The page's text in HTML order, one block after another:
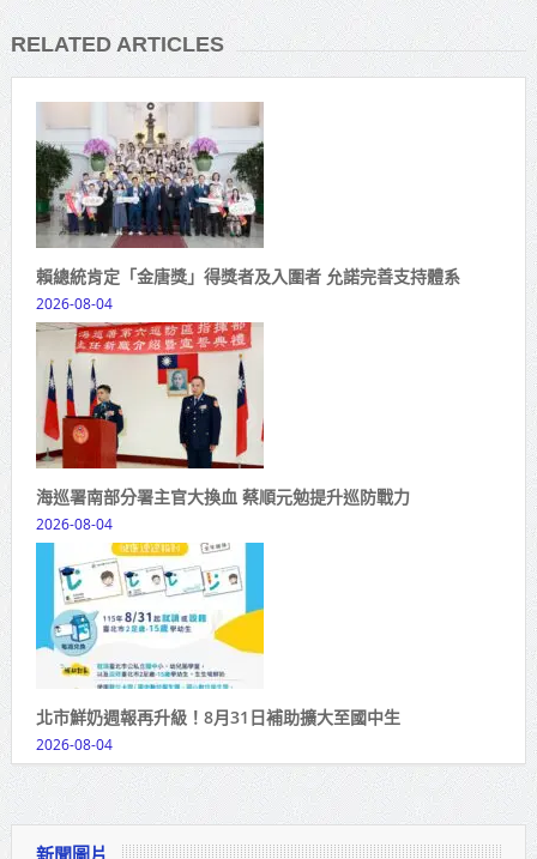
RELATED ARTICLES
賴總統肯定「金唐獎」得獎者及入圍者 允諾完善支持體系
2026-08-04
海巡署南部分署主官大換血 蔡順元勉提升巡防戰力
2026-08-04
北市鮮奶週報再升級！8月31日補助擴大至國中生
2026-08-04
新聞圖片